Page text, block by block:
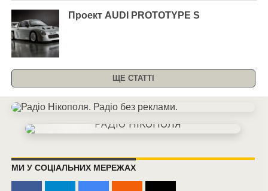
Проект AUDI PROTOTYPE S
ЩЕ СТАТТІ
МИ У СОЦІАЛЬНИХ МЕРЕЖАХ